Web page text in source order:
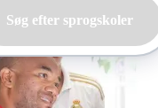
Søg efter sprogskoler